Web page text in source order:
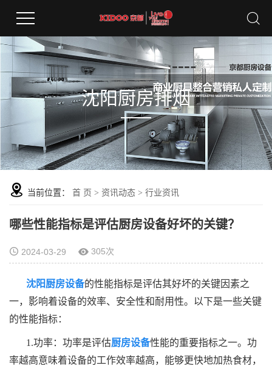
沈阳厨房排烟
当前位置： 首 页 > 资讯动态 > 行业资讯
哪些性能指标是评估厨房设备好坏的关键？
2024-03-29 305次
沈阳厨房设备的性能指标是评估其好坏的关键因素之
一，影响着设备的效率、安全性和耐用性。以下是一些关键
的性能指标：
1.功率：功率是评估厨房设备性能的重要指标之一。功
率越高意味着设备的工作效率越高，能够更快地加热食材，